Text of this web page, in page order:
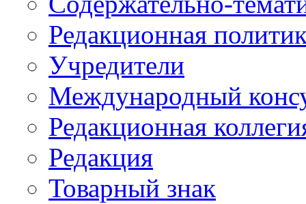
Редакционная
Учредители
Международный
Редакционная
Редакция
Товарный знак